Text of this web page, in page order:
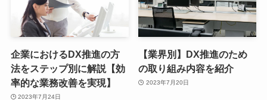
企業におけるDX推進の方
法をステップ別に解説【効
率的な業務改善を実現】
2023年7月24日
【業界別】DX推進のため
の取り組み内容を紹介
2023年7月20日